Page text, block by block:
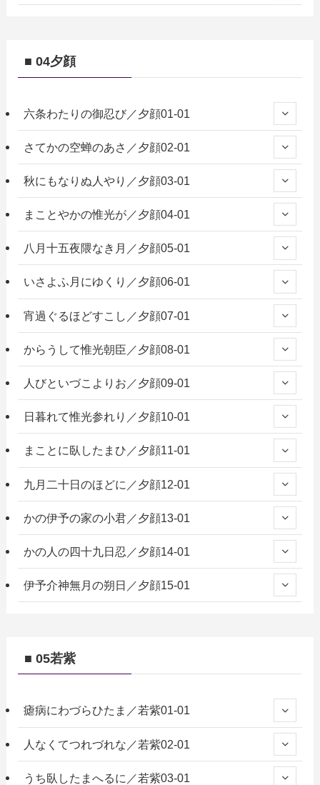
■ 04夕顔
六条わたりの御忍び／夕顔01-01
さてかの空蝉のあさ／夕顔02-01
秋にもなりぬ人やり／夕顔03-01
まことやかの惟光が／夕顔04-01
八月十五夜隈なき月／夕顔05-01
いさよふ月にゆくり／夕顔06-01
宵過ぐるほどすこし／夕顔07-01
からうして惟光朝臣／夕顔08-01
人びといづこよりお／夕顔09-01
日暮れて惟光参れり／夕顔10-01
まことに臥したまひ／夕顔11-01
九月二十日のほどに／夕顔12-01
かの伊予の家の小君／夕顔13-01
かの人の四十九日忍／夕顔14-01
伊予介神無月の朔日／夕顔15-01
■ 05若紫
瘧病にわづらひたま／若紫01-01
人なくてつれづれな／若紫02-01
うち臥したまへるに／若紫03-01